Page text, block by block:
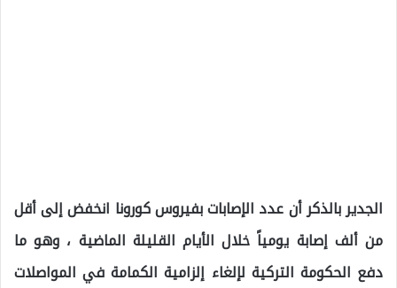
الجدير بالذكر أن عدد الإصابات بفيروس كورونا انخفض إلى أقل
من ألف إصابة يومياً خلال الأيام القليلة الماضية ، وهو ما
دفع الحكومة التركية لإلغاء إلزامية الكمامة في المواصلات